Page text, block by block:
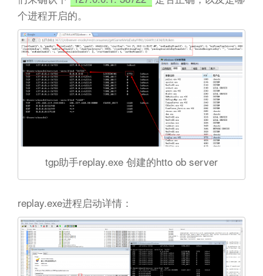
个进程开启的。
tgp助手replay.exe 创建的htto ob server
replay.exe进程启动详情：